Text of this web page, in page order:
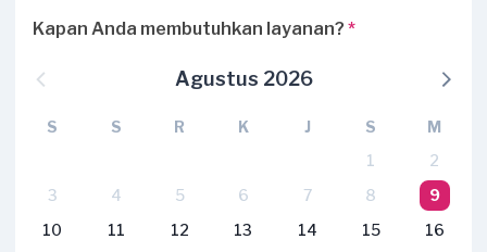
Kapan Anda membutuhkan layanan? *
Agustus 2026
S S R K J S
M
1
2
3
4 5 6 7 8
9
10
11 12 13 14 15
16